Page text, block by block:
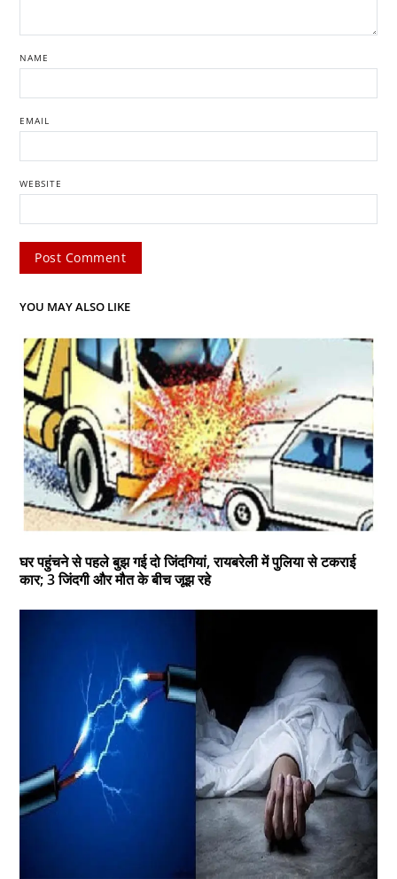
NAME
EMAIL
WEBSITE
YOU MAY ALSO LIKE
घर पहुंचने से पहले बुझ गई दो जिंदगियां, रायबरेली में पुलिया से टकराई
कार; 3 जिंदगी और मौत के बीच जूझ रहे